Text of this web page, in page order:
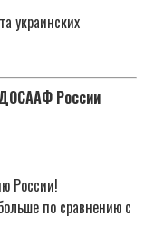
украинских
России
России!
по сравнению с